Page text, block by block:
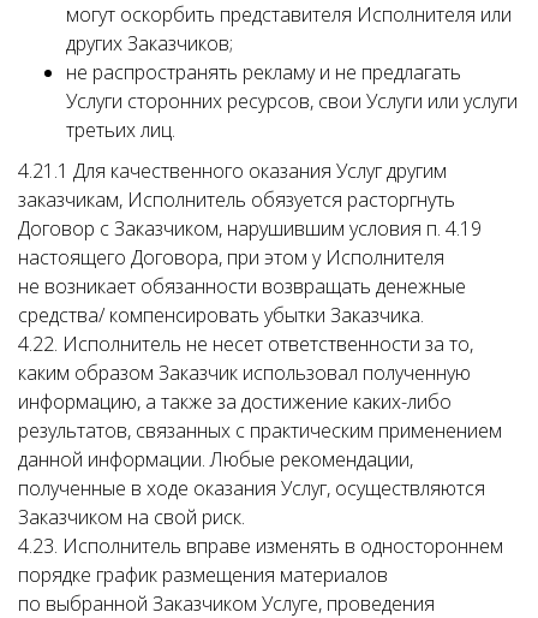
могут оскорбить представителя Исполнителя или
других Заказчиков;
не распространять рекламу и не предлагать
Услуги сторонних ресурсов, свои Услуги или услуги
третьих лиц.
4.21.1 Для качественного оказания Услуг другим
заказчикам, Исполнитель обязуется расторгнуть
Договор с Заказчиком, нарушившим условия п. 4.19
настоящего Договора, при этом у Исполнителя
не возникает обязанности возвращать денежные
средства/ компенсировать убытки Заказчика.
4.22. Исполнитель не несет ответственности за то,
каким образом Заказчик использовал полученную
информацию, а также за достижение каких-либо
результатов, связанных с практическим применением
данной информации. Любые рекомендации,
полученные в ходе оказания Услуг, осуществляются
Заказчиком на свой риск.
4.23. Исполнитель вправе изменять в одностороннем
порядке график размещения материалов
по выбранной Заказчиком Услуге, проведения